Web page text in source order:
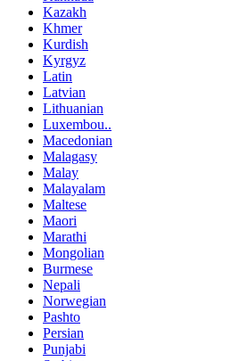
Kazakh
Khmer
Kurdish
Kyrgyz
Latin
Latvian
Lithuanian
Luxembou..
Macedonian
Malagasy
Malay
Malayalam
Maltese
Maori
Marathi
Mongolian
Burmese
Nepali
Norwegian
Pashto
Persian
Punjabi